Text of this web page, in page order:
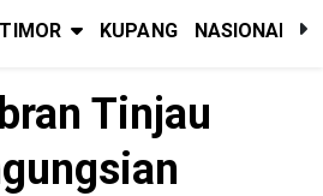
TIMOR KUPANG NASIONAL
Tinjau